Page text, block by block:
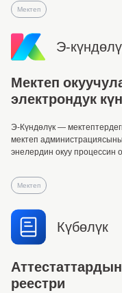
жаңы кадамы!
Мектеп
Э-
Мектеп
электрондук
Э-Күндөлүк —
мектеп
энелердин окуу процессин
тапшырмаларын жана окуу
берип, ачык-айкындуулукту
билим берүү процессин
үчүн билим алуу жана
Мектеп
Күбөлүк
реестри